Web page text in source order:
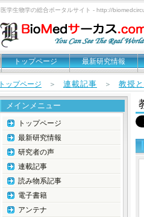
医学生物学の総合ポータルサイト - http://
トップページ 最新研究情報
トップページ ＞ 連載記事 ＞ 教授
メインメニュー
トップページ
最新研究情報
研究者の声
連載記事
読み物系記事
電子書籍
アンテナ